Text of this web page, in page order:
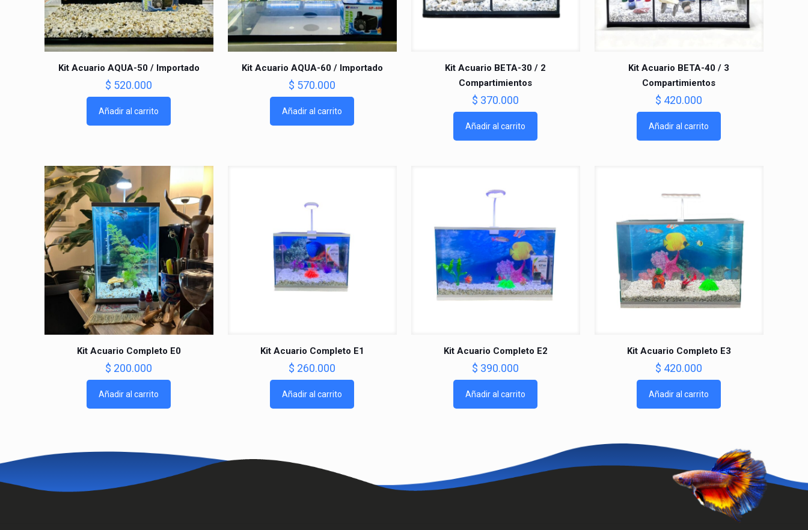
Kit Acuario AQUA-50 / Importado
$ 520.000
Añadir al carrito
Kit Acuario AQUA-60 / Importado
$ 570.000
Añadir al carrito
Kit Acuario BETA-30 / 2
Compartimientos
$ 370.000
Añadir al carrito
Kit Acuario BETA-40 / 3
Compartimientos
$ 420.000
Añadir al carrito
Kit Acuario Completo E0
$ 200.000
Añadir al carrito
Kit Acuario Completo E1
$ 260.000
Añadir al carrito
Kit Acuario Completo E2
$ 390.000
Añadir al carrito
Kit Acuario Completo E3
$ 420.000
Añadir al carrito